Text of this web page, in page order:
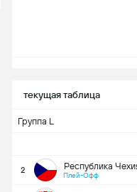
текущая таблица
Группа L
2 Республика
Плей-Офф